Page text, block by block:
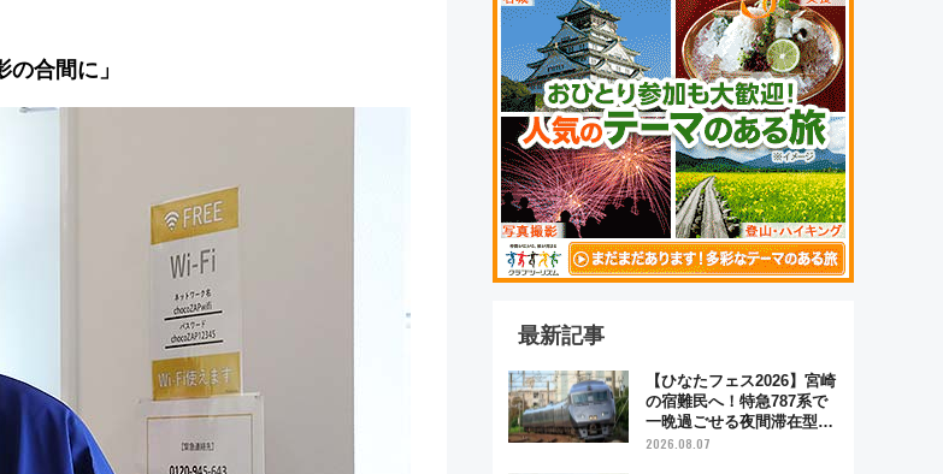
合間に」
最新記事
【ひなたフェス2026】宮崎
の宿難民へ！特急787系で
一晩過ごせる夜間滞在型イ
ベント「スワローおひさ
2026.08.07